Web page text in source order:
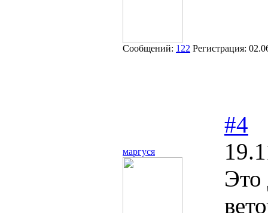
Сообщений: 122 Регистрация:
маргуся
#4
Это